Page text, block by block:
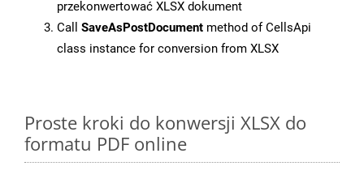
przekonwertować XLSX dokument
Call SaveAsPostDocument method of CellsApi
class instance for conversion from XLSX
Proste kroki do konwersji XLSX do
formatu PDF online